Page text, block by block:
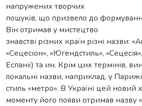
напружених творчих
пошуків, що призвело до
Він отримав у мистецтво
знавстві різних країн різні назви:
«Сецесіон», «Югендстиль»,
Еспанії) та ин. Крім цих термінів,
локальні назви, наприклад, у Парижі
стиль «метро». В Україні цей новий
моменту його появи отримав назву